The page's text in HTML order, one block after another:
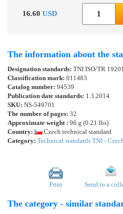
16.60 USD
The information about the
Designation standards: TNI ISO/TR
Classification mark: 011483
Catalog number: 94539
Publication date standards: 1.3.2014
SKU: NS-549701
The number of pages: 32
Approximate weight : 96 g (0.21 lbs)
Country:
Czech technical standard
Category: Technical standards TNI -
Print Send to a
The category - similar